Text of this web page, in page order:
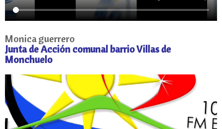
Monica guerrero
Junta de Acción comunal barrio Villas de
Monchuelo